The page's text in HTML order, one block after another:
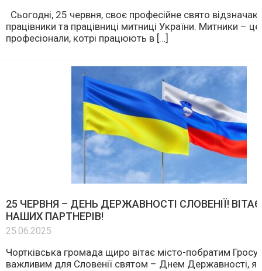
Сьогодні, 25 червня, своє професійне свято
працівники та працівниці митниці України. Митники – це
професіонали, котрі працюють в […]
25 ЧЕРВНЯ – ДЕНЬ ДЕРЖАВНОСТІ СЛОВЕНІЇ!
НАШИХ ПАРТНЕРІВ!
25.06.2025
Чортківська громада щиро вітає місто-побратим
важливим для Словенії святом – Днем Державності,